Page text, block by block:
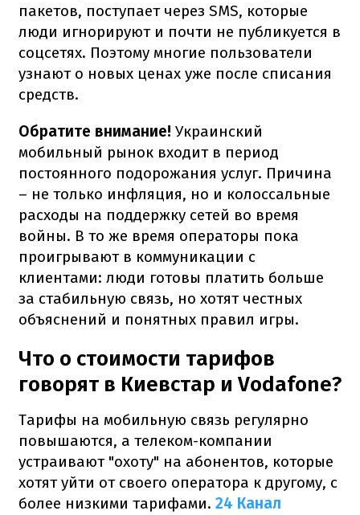
пакетов, поступает через SMS, которые
люди игнорируют и почти не публикуется в
соцсетях. Поэтому многие пользователи
узнают о новых ценах уже после списания
средств.
Обратите внимание! Украинский
мобильный рынок входит в период
постоянного подорожания услуг. Причина
– не только инфляция, но и колоссальные
расходы на поддержку сетей во время
войны. В то же время операторы пока
проигрывают в коммуникации с
клиентами: люди готовы платить больше
за стабильную связь, но хотят честных
объяснений и понятных правил игры.
Что о стоимости тарифов
говорят в Киевстар и Vodafone?
Тарифы на мобильную связь регулярно
повышаются, а телеком-компании
устраивают "охоту" на абонентов, которые
хотят уйти от своего оператора к другому, с
более низкими тарифами. 24 Канал